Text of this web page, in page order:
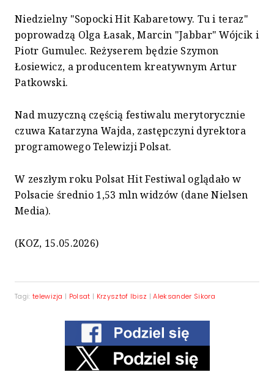
Niedzielny "Sopocki Hit Kabaretowy. Tu i teraz"
poprowadzą Olga Łasak, Marcin "Jabbar" Wójcik i
Piotr Gumulec. Reżyserem będzie Szymon
Łosiewicz, a producentem kreatywnym Artur
Patkowski.
Nad muzyczną częścią festiwalu merytorycznie
czuwa Katarzyna Wajda, zastępczyni dyrektora
programowego Telewizji Polsat.
W zeszłym roku Polsat Hit Festiwal oglądało w
Polsacie średnio 1,53 mln widzów (dane Nielsen
Media).
(KOZ, 15.05.2026)
Tagi: telewizja | Polsat | Krzysztof Ibisz |Aleksander Sikora